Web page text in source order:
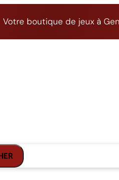
Votre boutique de jeux à